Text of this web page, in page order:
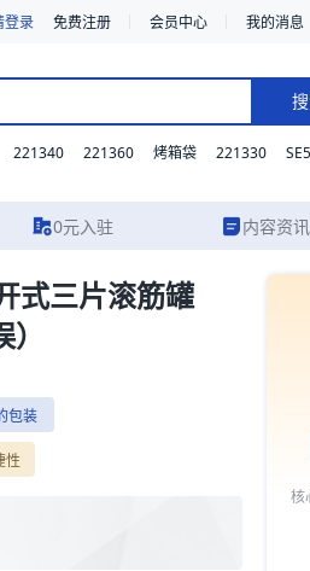
登录 免费注册 会员中心 我的消息
221340 221360 烤箱袋 221330
0元入驻 内容资讯
用于各类罐头食品的包装。我们
式三片滚筋罐
包装
性
核